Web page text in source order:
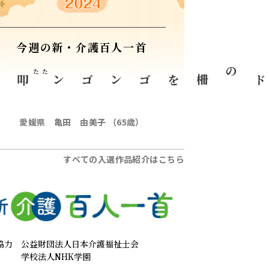
今週の新・介護百人一首
ベッドの柵を
ゴンゴン
叩
愛媛県 亀田 由美子 （65歳）
すべての入選作品紹介はこちら
力
公益財団法人日本介護福祉士会
学校法人NHK学園